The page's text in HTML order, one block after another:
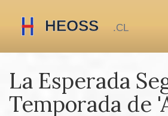
La Esperada
Temporada de